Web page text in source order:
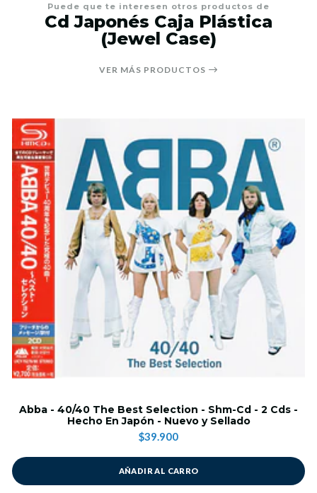
Puede que te interesen otros productos de
Cd Japonés Caja Plástica
(Jewel Case)
VER MÁS PRODUCTOS
Abba - 40/40 The Best Selection - Shm-Cd - 2 Cds -
Hecho En Japón - Nuevo y Sellado
$39.900
AÑADIR AL CARRO